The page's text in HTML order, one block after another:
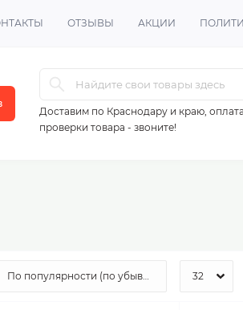
ОТЗЫВЫ АКЦИИ
Доставим по Краснодару и краю,
проверки товара - звоните!